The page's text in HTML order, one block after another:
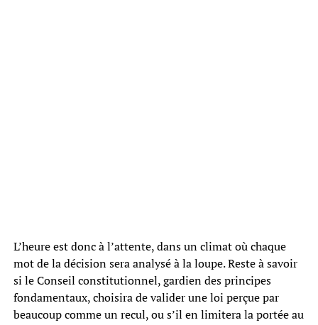
L’heure est donc à l’attente, dans un climat où chaque
mot de la décision sera analysé à la loupe. Reste à savoir
si le Conseil constitutionnel, gardien des principes
fondamentaux, choisira de valider une loi perçue par
beaucoup comme un recul, ou s’il en limitera la portée au